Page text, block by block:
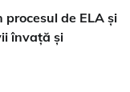
de ELA și
învață și